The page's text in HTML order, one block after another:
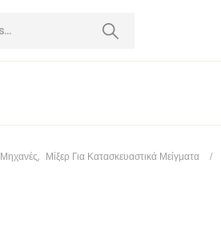
Μηχανές, Μίξερ Για Κατασκευαστικά Μείγματα